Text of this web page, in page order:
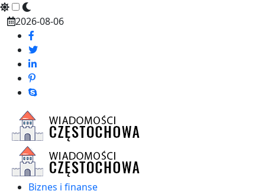
Skip
content
2026-08-06
Biznes i finanse